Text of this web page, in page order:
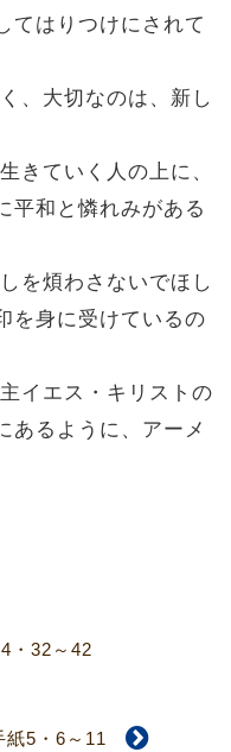
てはりつけにされて
、大切なのは、新し
きていく人の上に、
平和と憐れみがある
を煩わさないでほし
を身に受けているの
イエス・キリストの
あるように、アーメ
・32～42
紙5・6～11